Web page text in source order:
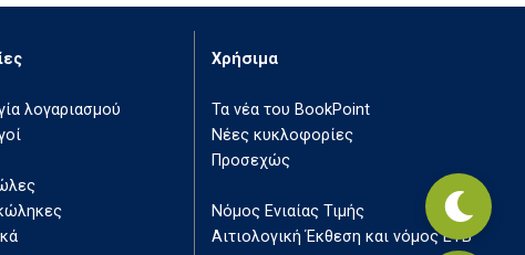
λογαριασμού
Χρήσιμα
Τα νέα του BookPoint
Νέες κυκλοφορίες
Προσεχώς
Νόμος Ενιαίας Τιμής
Αιτιολογική Έκθεση και νόμος ΕΤΒ